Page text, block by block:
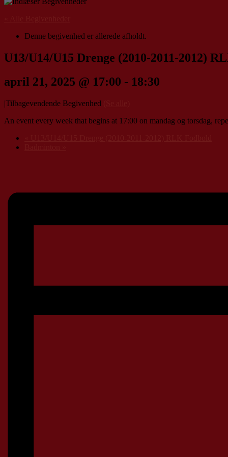
Denne begivenhed er allerede afholdt.
U13/U14/U15 Drenge (2010-2011-2012)
april 21, 2025 @ 17:00 - 18:30
|Tilbagevendende Begivenhed
An event every week that begins at 17:00 on mandag og torsdag,